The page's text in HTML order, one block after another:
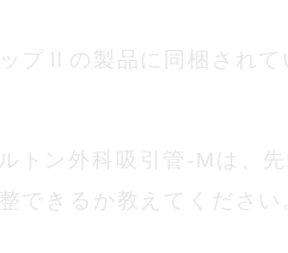
プⅡの製品に同梱されて
トン外科吸引管-Mは、
できるか教えてください